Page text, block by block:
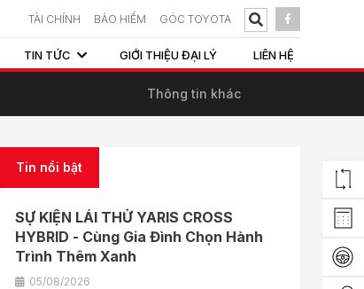
TÀI CHÍNH BẢO HIỂM GÓC TOYOTA
TIN TỨC GIỚI THIỆU ĐẠI LÝ LIÊN HỆ
Thông tin khác
Tin nổi bật
SỰ KIỆN LÁI THỬ YARIS CROSS
HYBRID - Cùng Gia Đình Chọn Hành
Trình Thêm Xanh
05/08/2026